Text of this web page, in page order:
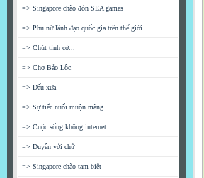
=> Singapore chào đón SEA games
=> Phụ nữ lãnh đạo quốc gia trên thế giới
=> Chút tình cờ...
=> Chợ Bảo Lộc
=> Dấu xưa
=> Sự tiếc nuối muộn màng
=> Cuộc sống không internet
=> Duyên với chữ
=> Singapore chào tạm biệt